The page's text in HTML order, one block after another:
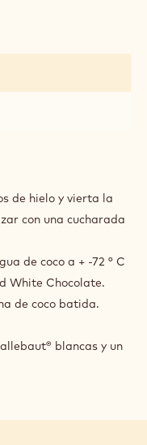
de hielo y vierta la
con una cucharada
de coco a + -72 ° C
White Chocolate.
de coco batida.
blancas y un